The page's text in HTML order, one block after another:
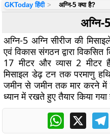
GKToday हिंदी अग्नि-5 क्या है?
अग्नि-
अग्नि-5 अग्नि सीरीज की
एवं विकास संगठन द्वारा
17 मीटर और व्यास 2
मिसाइल डेढ़ टन तक परमाणु
जमीन से जमीन तक मार करने में
ध्यान में रखते हुए तैयार किया
WhatsApp
X